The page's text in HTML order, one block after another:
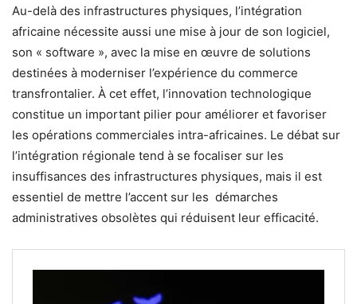
Au-delà des infrastructures physiques, l’intégration
africaine nécessite aussi une mise à jour de son logiciel,
son « software », avec la mise en œuvre de solutions
destinées à moderniser l’expérience du commerce
transfrontalier. À cet effet, l’innovation technologique
constitue un important pilier pour améliorer et favoriser
les opérations commerciales intra-africaines. Le débat sur
l’intégration régionale tend à se focaliser sur les
insuffisances des infrastructures physiques, mais il est
essentiel de mettre l’accent sur les démarches
administratives obsolètes qui réduisent leur efficacité.